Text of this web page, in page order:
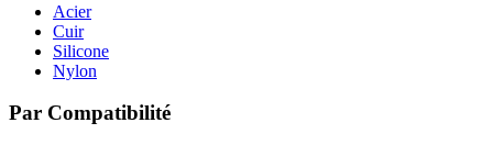
Acier
Cuir
Silicone
Nylon
Par Compatibilité